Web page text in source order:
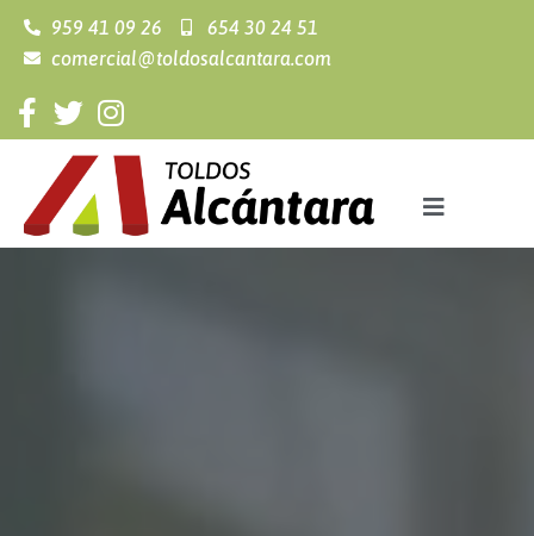
959 41 09 26
654 30 24 51
comercial@toldosalcantara.com